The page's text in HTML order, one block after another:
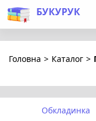
БУКУРУК
Головна > Каталог >
Обкладинка